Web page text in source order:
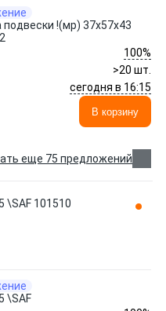
!(мр) 37x57x43
100%
>20 шт.
сегодня в 16:15
В корзину
еще 75 предложений
\SAF 101510
\SAF